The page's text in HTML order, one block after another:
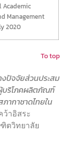
Management
2020
To top
ปัจจัยส่วนประสม
บริโภคผลิตภัณฑ์
ากาชาดไทยใน
าอิสระ
ตวิทยาลัย